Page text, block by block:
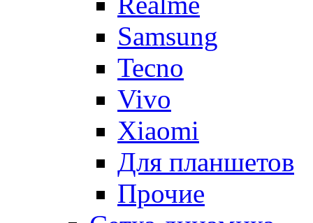
Samsung
Tecno
Vivo
Xiaomi
Для планшетов
Прочие